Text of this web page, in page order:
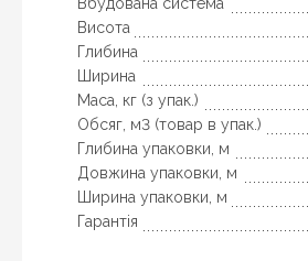
Висота
Глибина
Ширина
Маса, кг (з упак.)
Обсяг, м3 (товар в упак.)
Глибина упаковки, м
Довжина упаковки, м
Ширина упаковки, м
Гарантія